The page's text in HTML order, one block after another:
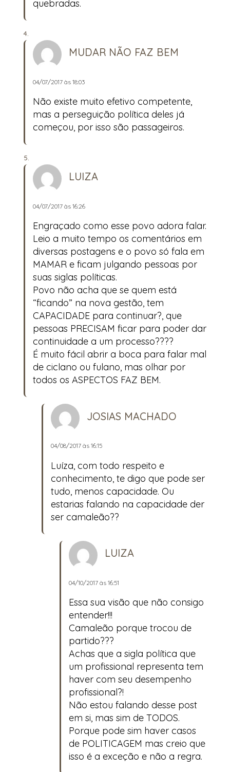
quebradas.
MUDAR NÃO FAZ BEM
04/07/2017 às 18:03
Não existe muito efetivo competente,
mas a perseguição política deles já
começou, por isso são passageiros.
LUIZA
04/07/2017 às 16:26
Engraçado como esse povo adora falar.
Leio a muito tempo os comentários em
diversas postagens e o povo só fala em
MAMAR e ficam julgando pessoas por
suas siglas políticas.
Povo não acha que se quem está
“ficando” na nova gestão, tem
CAPACIDADE para continuar?, que
pessoas PRECISAM ficar para poder dar
continuidade a um processo????
É muito fácil abrir a boca para falar mal
de ciclano ou fulano, mas olhar por
todos os ASPECTOS FAZ BEM.
JOSIAS MACHADO
04/08/2017 às 16:15
Luíza, com todo respeito e
conhecimento, te digo que pode ser
tudo, menos capacidade. Ou
estarias falando na capacidade der
ser camaleão??
LUIZA
04/10/2017 às 16:51
Essa sua visão que não consigo
entender!!!
Camaleão porque trocou de
partido???
Achas que a sigla política que
um profissional representa tem
haver com seu desempenho
profissional?!
Não estou falando desse post
em si, mas sim de TODOS.
Porque pode sim haver casos
de POLITICAGEM mas creio que
isso é a exceção e não a regra.